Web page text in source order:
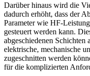
Darüber hinaus wird die
dadurch erhöht, dass der
Parameter wie HF-
gesteuert werden kann.
abgeschiedenen
elektrische, mechanische
zugeschnitten werden
für die komplizierten